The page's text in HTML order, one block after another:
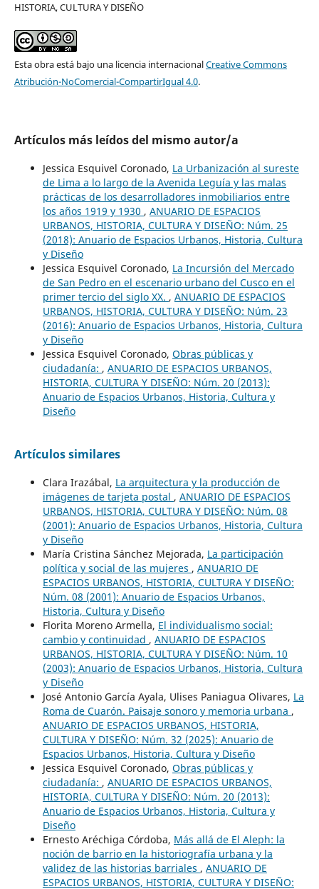
HISTORIA, CULTURA Y DISEÑO
Esta obra está bajo una licencia internacionalCreative Commons
Atribución-NoComercial-CompartirIgual 4.0.
Artículos más leídos del mismo autor/a
Jessica Esquivel Coronado, La Urbanización al sureste
de Lima a lo largo de la Avenida Leguía y las malas
prácticas de los desarrolladores inmobiliarios entre
los años 1919 y 1930 , ANUARIO DE ESPACIOS
URBANOS, HISTORIA, CULTURA Y DISEÑO: Núm. 25
(2018): Anuario de Espacios Urbanos, Historia, Cultura
y Diseño
Jessica Esquivel Coronado, La Incursión del Mercado
de San Pedro en el escenario urbano del Cusco en el
primer tercio del siglo XX. , ANUARIO DE ESPACIOS
URBANOS, HISTORIA, CULTURA Y DISEÑO: Núm. 23
(2016): Anuario de Espacios Urbanos, Historia, Cultura
y Diseño
Jessica Esquivel Coronado, Obras públicas y
ciudadanía: , ANUARIO DE ESPACIOS URBANOS,
HISTORIA, CULTURA Y DISEÑO: Núm. 20 (2013):
Anuario de Espacios Urbanos, Historia, Cultura y
Diseño
Artículos similares
Clara Irazábal, La arquitectura y la producción de
imágenes de tarjeta postal , ANUARIO DE ESPACIOS
URBANOS, HISTORIA, CULTURA Y DISEÑO: Núm. 08
(2001): Anuario de Espacios Urbanos, Historia, Cultura
y Diseño
María Cristina Sánchez Mejorada, La participación
política y social de las mujeres , ANUARIO DE
ESPACIOS URBANOS, HISTORIA, CULTURA Y DISEÑO:
Núm. 08 (2001): Anuario de Espacios Urbanos,
Historia, Cultura y Diseño
Florita Moreno Armella, El individualismo social:
cambio y continuidad , ANUARIO DE ESPACIOS
URBANOS, HISTORIA, CULTURA Y DISEÑO: Núm. 10
(2003): Anuario de Espacios Urbanos, Historia, Cultura
y Diseño
José Antonio García Ayala, Ulises Paniagua Olivares, La
Roma de Cuarón. Paisaje sonoro y memoria urbana ,
ANUARIO DE ESPACIOS URBANOS, HISTORIA,
CULTURA Y DISEÑO: Núm. 32 (2025): Anuario de
Espacios Urbanos, Historia, Cultura y Diseño
Jessica Esquivel Coronado, Obras públicas y
ciudadanía: , ANUARIO DE ESPACIOS URBANOS,
HISTORIA, CULTURA Y DISEÑO: Núm. 20 (2013):
Anuario de Espacios Urbanos, Historia, Cultura y
Diseño
Ernesto Aréchiga Córdoba, Más allá de El Aleph: la
noción de barrio en la historiografía urbana y la
validez de las historias barriales , ANUARIO DE
ESPACIOS URBANOS, HISTORIA, CULTURA Y DISEÑO: